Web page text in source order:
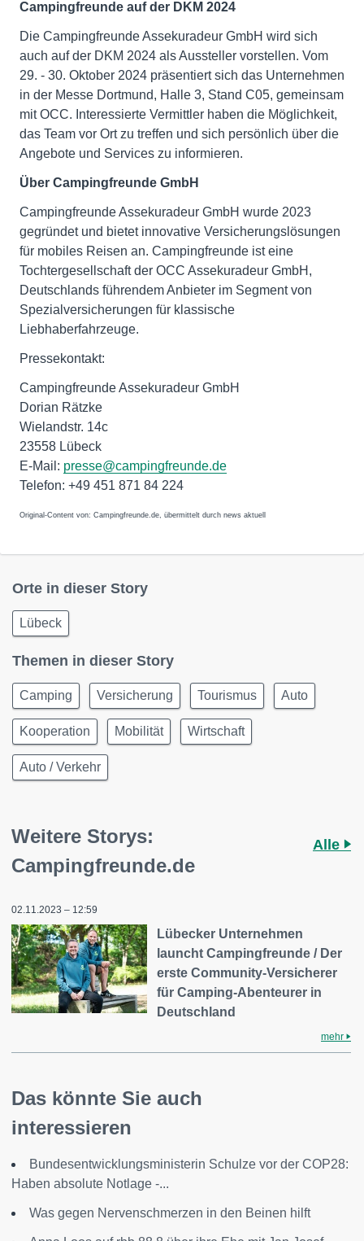
Campingfreunde auf der DKM 2024
Die Campingfreunde Assekuradeur GmbH wird sich
auch auf der DKM 2024 als Aussteller vorstellen. Vom
29. - 30. Oktober 2024 präsentiert sich das Unternehmen
in der Messe Dortmund, Halle 3, Stand C05, gemeinsam
mit OCC. Interessierte Vermittler haben die Möglichkeit,
das Team vor Ort zu treffen und sich persönlich über die
Angebote und Services zu informieren.
Über Campingfreunde GmbH
Campingfreunde Assekuradeur GmbH wurde 2023
gegründet und bietet innovative Versicherungslösungen
für mobiles Reisen an. Campingfreunde ist eine
Tochtergesellschaft der OCC Assekuradeur GmbH,
Deutschlands führendem Anbieter im Segment von
Spezialversicherungen für klassische
Liebhaberfahrzeuge.
Pressekontakt:
Campingfreunde Assekuradeur GmbH
Dorian Rätzke
Wielandstr. 14c
23558 Lübeck
E-Mail: presse@campingfreunde.de
Telefon: +49 451 871 84 224
Original-Content von: Campingfreunde.de, übermittelt durch news aktuell
Orte in dieser Story
Lübeck
Themen in dieser Story
Camping Versicherung Tourismus Auto
Kooperation Mobilität Wirtschaft
Auto / Verkehr
Weitere Storys:
Campingfreunde.de
Alle
02.11.2023 – 12:59
Lübecker Unternehmen
launcht Campingfreunde / Der
erste Community-Versicherer
für Camping-Abenteurer in
Deutschland
mehr
Das könnte Sie auch
interessieren
Bundesentwicklungsministerin Schulze vor der COP28:
Haben absolute Notlage -...
Was gegen Nervenschmerzen in den Beinen hilft